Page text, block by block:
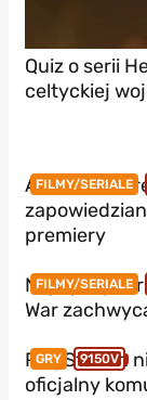
Quiz o serii
celtyckiej
FILMY/SERIALE
Assassin’s
premiery
FILMY/SERIALE
Najlepszy
War
GRY 9150V
PlayStation
oficjalny